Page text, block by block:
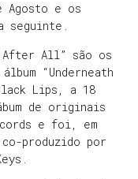
Agosto e os
seguinte.
After All” são os
“Underneath
Lips, a 18
de originais
e foi, em
produzido por